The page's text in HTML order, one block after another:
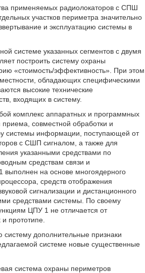
применяемых радиолокаторов с СПШ
участков периметра значительно
и эксплуатацию системы в
системе указанных сегментов с двумя
построить систему охраны
«стоимость/эффективность». При этом
обладающих специфическими
высокие технические
входящих в систему.
комплекс аппаратных и программных
совместной обработки и
системы информации, поступающей от
с СШП сигналом, а также для
указанными средствами по
средствам связи и
выполнен на основе многоядерного
средств отображения
сигнализации и дистанционного
средствами системы. По своему
ЦПУ 1 не отличается от
прототипе.
систему дополнительные признаки
системе новые существенные
система охраны периметров